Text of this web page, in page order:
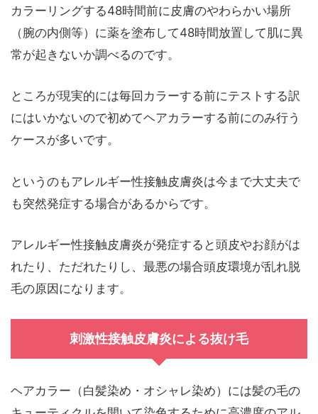
カラーリングする48時間前に皮膚のやわらかい場所
（腕の内側等）に薬を塗布して48時間放置して肌に異
常が起きないか調べるのです。
ところが現実的には毎回カラーする前にテストする訳
にはいかないので初めてヘアカラーする前にのみ行う
ケースが多いです。
というのもアレルギー性接触皮膚炎は今まで大丈夫で
も突然発症する場合があるからです。
アレルギー性接触皮膚炎が発症すると頭皮やお顔がは
れたり、ただれたりし、最悪の場合頭皮環境が乱れ脱
毛の原因になります。
刺激性接触皮膚炎による抜け毛
ヘアカラー（白髪染め・オシャレ染め）には髪の毛の